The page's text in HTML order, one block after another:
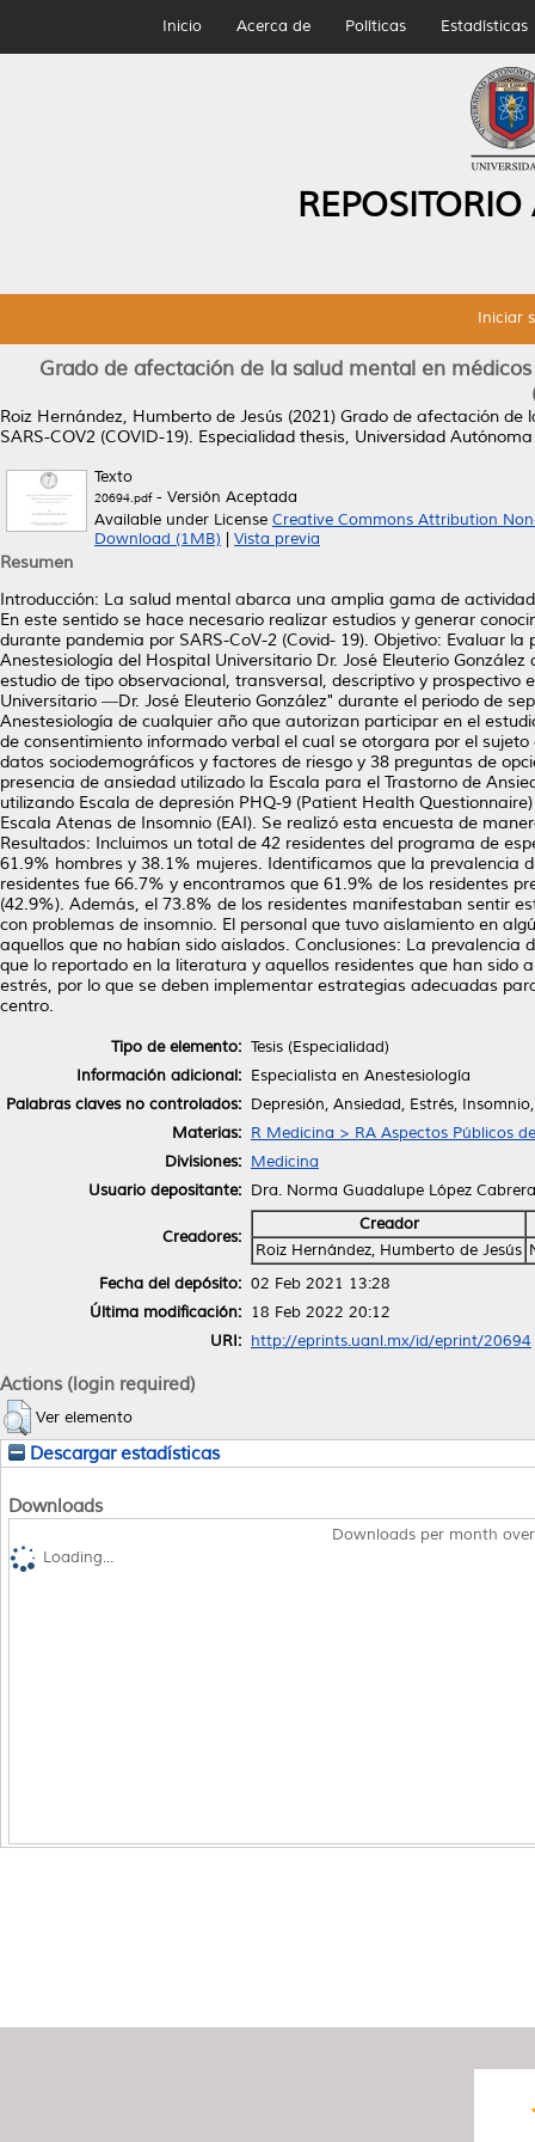
Inicio Acerca de Políticas Estadísticas
Iniciar
Grado de afectación de la salud mental en
Roiz Hernández, Humberto de Jesús (2021) Grado de afectación de
SARS-COV2 (COVID-19). Especialidad thesis, Universidad
Texto
20694.pdf- Versión Aceptada
Available under License Creative Commons Attribution
Download (1MB)
Vista previa
Resumen
Introducción: La salud mental abarca una amplia gama de
En este sentido se hace necesario realizar estudios y generar
durante pandemia por SARS-CoV-2 (Covid- 19). Objetivo: Evaluar
Anestesiología del Hospital Universitario Dr. José Eleuterio
estudio de tipo observacional, transversal, descriptivo y
Universitario ―Dr. José Eleuterio González" durante el periodo de
Anestesiología de cualquier año que autorizan participar en el
de consentimiento informado verbal el cual se otorgara por el
datos sociodemográficos y factores de riesgo y 38 preguntas de
presencia de ansiedad utilizado la Escala para el Trastorno de
utilizando Escala de depresión PHQ-9 (Patient Health
Escala Atenas de Insomnio (EAI). Se realizó esta encuesta de
Resultados: Incluimos un total de 42 residentes del programa de
61.9% hombres y 38.1% mujeres. Identificamos que la prevalencia
residentes fue 66.7% y encontramos que 61.9% de los residentes
(42.9%). Además, el 73.8% de los residentes manifestaban sentir
con problemas de insomnio. El personal que tuvo aislamiento en
aquellos que no habían sido aislados. Conclusiones: La
que lo reportado en la literatura y aquellos residentes que han sido
estrés, por lo que se deben implementar estrategias adecuadas
centro.
Tipo de elemento: Tesis (Especialidad)
Información adicional: Especialista en Anestesiología
Palabras claves no controlados: Depresión, Ansiedad, Estrés,
Materias: R Medicina > RA Aspectos Públicos
Divisiones: Medicina
Usuario depositante: Dra. Norma Guadalupe López Cabrera
Creadores:
Creador
Roiz Hernández, Humberto de Jesús
Fecha del depósito: 02 Feb 2021 13:28
Última modificación: 18 Feb 2022 20:12
URI: http://eprints.uanl.mx/id/eprint/20694
Actions (login required)
Ver elemento
Descargar estadísticas
Downloads
Downloads per month
Loading...